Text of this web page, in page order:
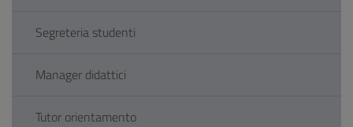
Segreteria studenti
Manager didattici
Tutor orientamento